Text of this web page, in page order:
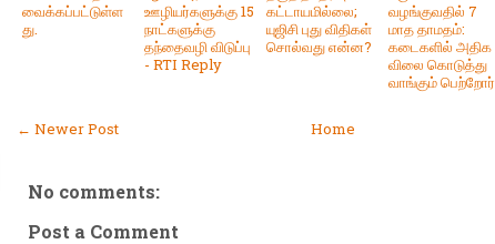
வைக்கப்பட்டுள்ள
து.
ஊழியர்களுக்கு 15
நாட்களுக்கு
தந்தைவழி விடுப்பு
- RTI Reply
கட்டாயமில்லை;
யுஜிசி புது விதிகள்
சொல்வது என்ன?
வழங்குவதில் 7
மாத தாமதம்:
கடைகளில் அதிக
விலை கொடுத்து
வாங்கும் பெற்றோர்
← Newer Post Home
No comments:
Post a Comment